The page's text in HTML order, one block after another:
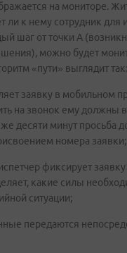
на мониторе.
ли к нему сотрудник для
шаг от точки А
можно будет
«пути» выглядит так:
заявку в мобильном
на звонок ему должны
же десяти минут просьба
номера заявки;
фиксирует
какие силы
ситуации;
передаются